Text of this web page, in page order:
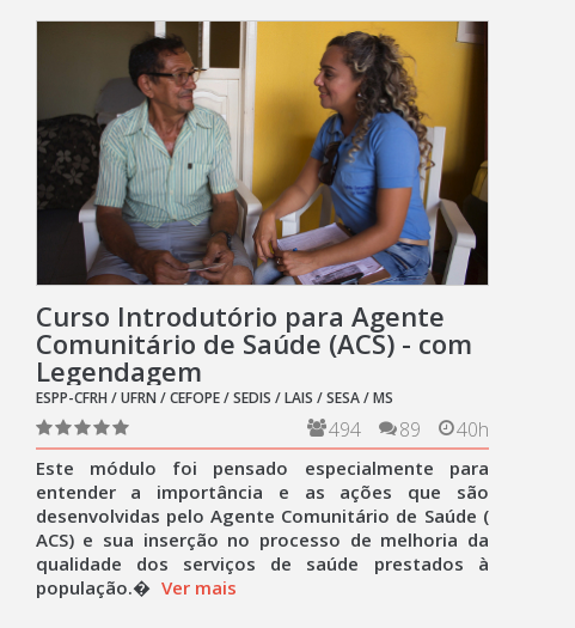
Curso Introdutório para Agente
Comunitário de Saúde (ACS) - com
Legendagem
ESPP-CFRH / UFRN / CEFOPE / SEDIS / LAIS / SESA / MS
40h
89
494
Este módulo foi pensado especialmente para
entender a importância e as ações que são
desenvolvidas pelo Agente Comunitário de Saúde (
ACS) e sua inserção no processo de melhoria da
qualidade dos serviços de saúde prestados à
população.� Ver mais